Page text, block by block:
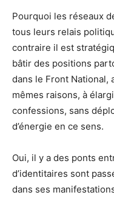
Pourquoi les réseaux
tous leurs relais
contraire il est
bâtir des positions
dans le Front National,
mêmes raisons, à
confessions, sans
d’énergie en ce sens.
Oui, il y a des ponts
d’identitaires sont
dans ses